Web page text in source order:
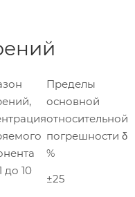
Пределы
основной
относительной
погрешности δ
%
до 10
±25